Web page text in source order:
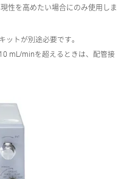
性を高めたい場合にのみ使用しま
ットが別途必要です。
mL/minを超えるときは、配管接